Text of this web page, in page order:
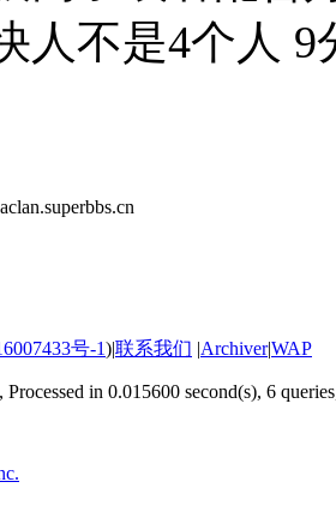
人不是4个人 9
号-1)|联系我们 |Archiver|WAP
Processed in 0.015600 second(s), 6